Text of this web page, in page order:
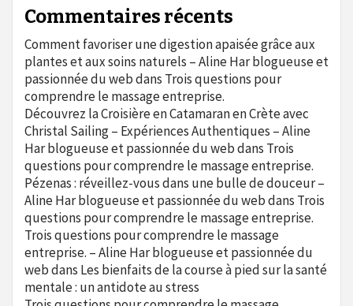
Commentaires récents
Comment favoriser une digestion apaisée grâce aux
plantes et aux soins naturels – Aline Har blogueuse et
passionnée du webdans Trois questions pour
comprendre le massage entreprise.
Découvrez la Croisière en Catamaran en Crète avec
Christal Sailing – Expériences Authentiques – Aline
Har blogueuse et passionnée du webdans Trois
questions pour comprendre le massage entreprise.
Pézenas : réveillez-vous dans une bulle de douceur –
Aline Har blogueuse et passionnée du webdans Trois
questions pour comprendre le massage entreprise.
Trois questions pour comprendre le massage
entreprise. – Aline Har blogueuse et passionnée du
webdans Les bienfaits de la course à pied sur la santé
mentale : un antidote au stress